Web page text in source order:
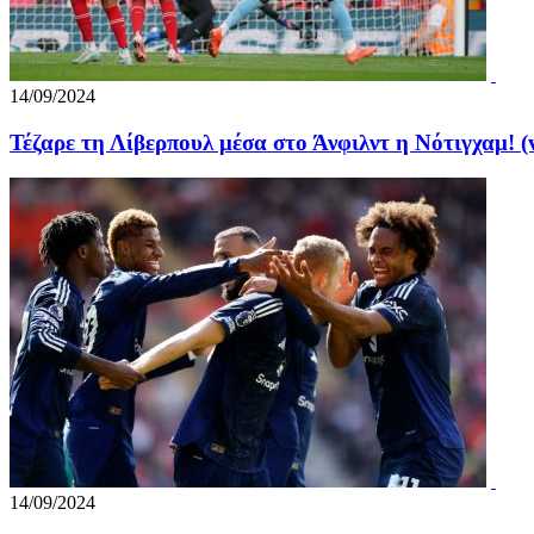
14/09/2024
Τέζαρε τη Λίβερπουλ μέσα στο Άνφιλντ η Νότιγχαμ!
14/09/2024